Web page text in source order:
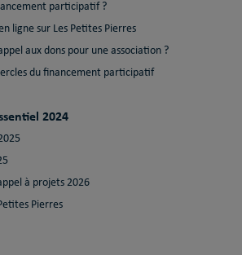
participatif ?
ligne sur Les Petites Pierres
aux dons pour une association ?
du financement participatif
2024
à projets 2026
Pierres